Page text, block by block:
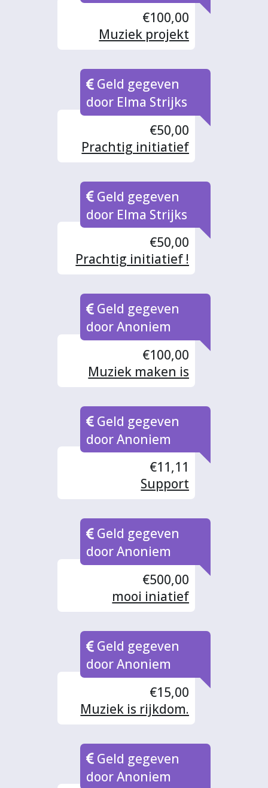
€100,00
Muziek projekt
Zutphen
Geld gegeven
door Elma Strijks
€50,00
Prachtig initiatief
Geld gegeven
door Elma Strijks
€50,00
Prachtig initiatief !
Geld gegeven
door Anoniem
€100,00
Muziek maken is
muzici en voor de
luisteraar.
Geld gegeven
door Anoniem
€11,11
Support
Geld gegeven
door Anoniem
€500,00
mooi iniatief
Geld gegeven
door Anoniem
€15,00
Muziek is rijkdom.
Geld gegeven
door Anoniem